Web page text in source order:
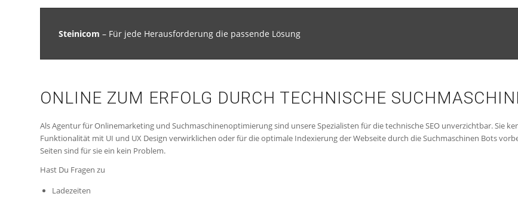
Steinicom – Für jede Herausforderung die passende Lösung
ONLINE ZUM ERFOLG DURCH TECHNISCHE
Als Agentur für Onlinemarketing und Suchmaschinenoptimierung sind unsere Spezialisten für die technische SEO unverzichtbar. Sie
Funktionalität mit UI und UX Design verwirklichen oder für die optimale Indexierung der Webseite durch die Suchmaschinen Bots
Seiten sind für sie ein kein Problem.
Hast Du Fragen zu
Ladezeiten